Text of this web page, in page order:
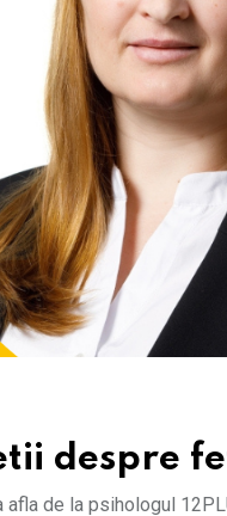
despre
de la psihologul